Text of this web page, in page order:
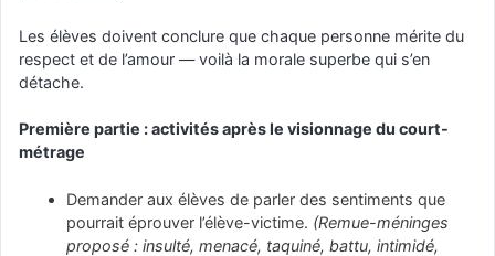
Les élèves doivent conclure que chaque personne mérite du
respect et de l’amour — voilà la morale superbe qui s’en
détache.
Première partie : activités après le visionnage du court-
métrage
Demander aux élèves de parler des sentiments que
pourrait éprouver l’élève-victime. (Remue-méninges
proposé : insulté, menacé, taquiné, battu, intimidé,